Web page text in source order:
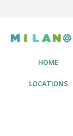
HOME
LOCATIONS